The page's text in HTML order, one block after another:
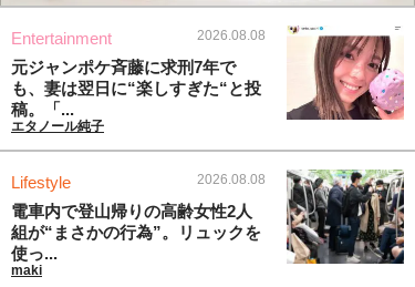
Entertainment 2026.08.08
元ジャンポケ斉藤に求刑7年で
も、妻は翌日に“楽しすぎた“と投
稿。「...
エタノール純子
Lifestyle 2026.08.08
電車内で登山帰りの高齢女性2人
組が“まさかの行為”。リュックを
使っ...
maki